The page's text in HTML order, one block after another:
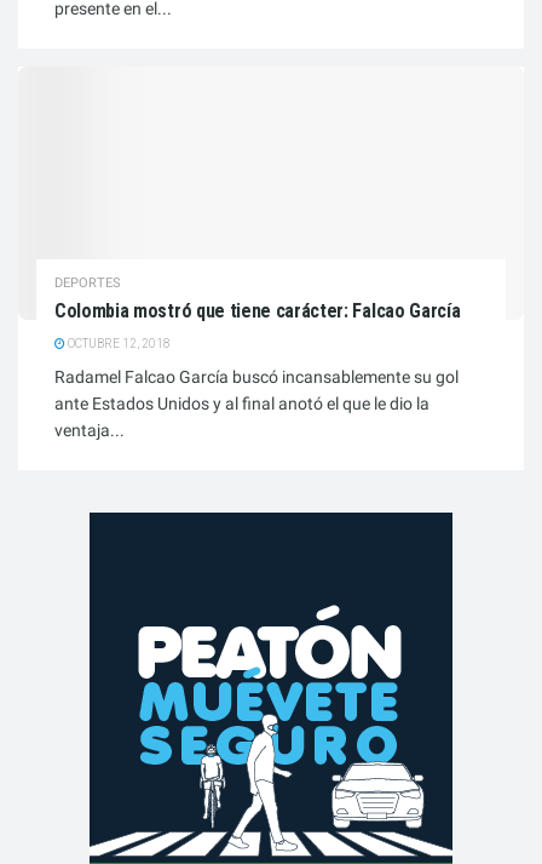
presente en el...
DEPORTES
Colombia mostró que tiene carácter: Falcao García
OCTUBRE 12, 2018
Radamel Falcao García buscó incansablemente su gol
ante Estados Unidos y al final anotó el que le dio la
ventaja...